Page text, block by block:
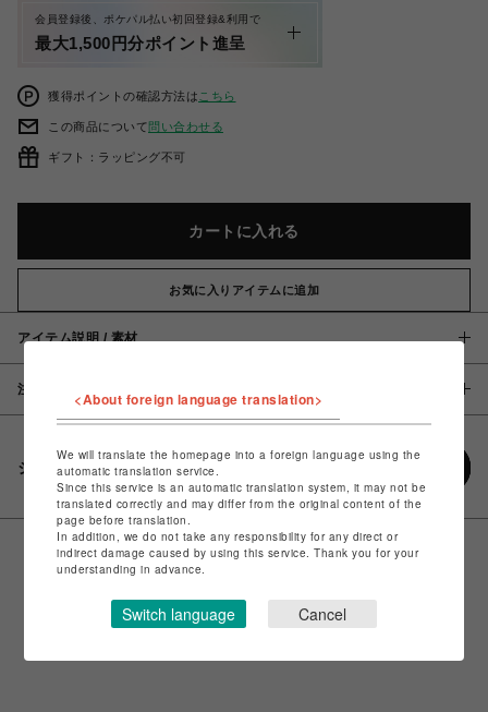
会員登録後、ポケパル払い初回登録&利用で
最大1,500円分ポイント進呈
獲得ポイントの確認方法は こちら
この商品について問い合わせる
ギフト：ラッピング不可
カートに入れる
お気に入りアイテムに追加
アイテム説明 / 素材
注意事項
シェアする
<About foreign language translation>
We will translate the homepage into a foreign language using the
automatic translation service.
Since this service is an automatic translation system, it may not be
translated correctly and may differ from the original content of the
page before translation.
In addition, we do not take any responsibility for any direct or
indirect damage caused by using this service. Thank you for your
understanding in advance.
Switch language Cancel